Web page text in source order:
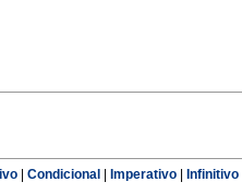
| Condicional Imperativo| Infinitivo|